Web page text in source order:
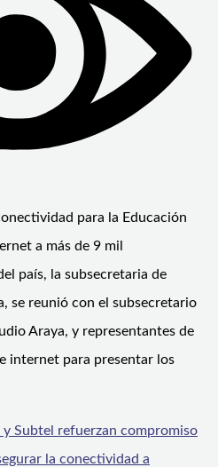
para la Educación
a más de 9 mil
país, la subsecretaria de
se reunió con el subsecretario
Araya, y representantes de
internet para presentar los
Subtel refuerzan compromiso
la conectividad a